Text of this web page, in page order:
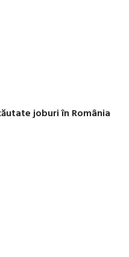
joburi în România